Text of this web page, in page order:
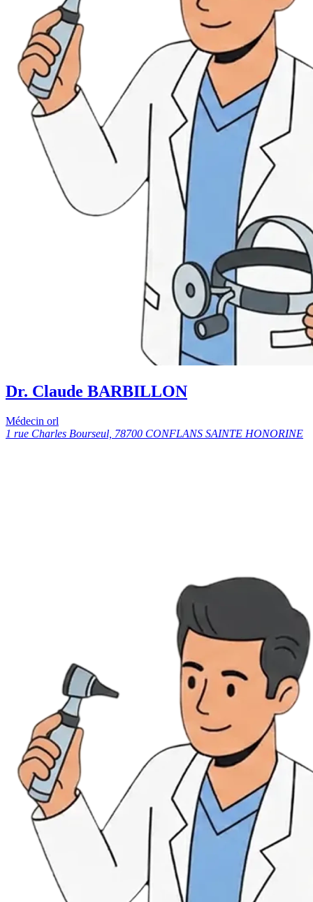
Dr. Claude BARBILLON
Médecin orl
1 rue Charles Bourseul, 78700 CONFLANS SAINTE HONORINE